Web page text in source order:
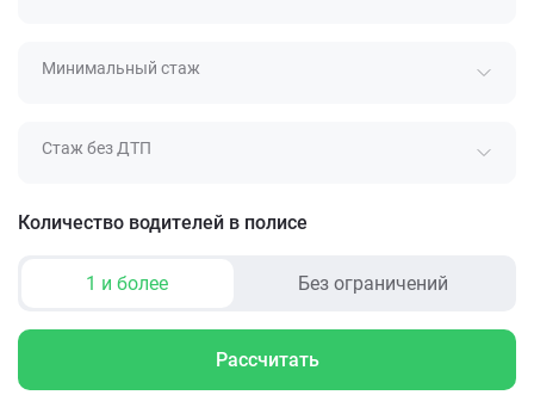
Минимальный стаж
Стаж без ДТП
Количество водителей в полисе
1 и более Без ограничений
Рассчитать